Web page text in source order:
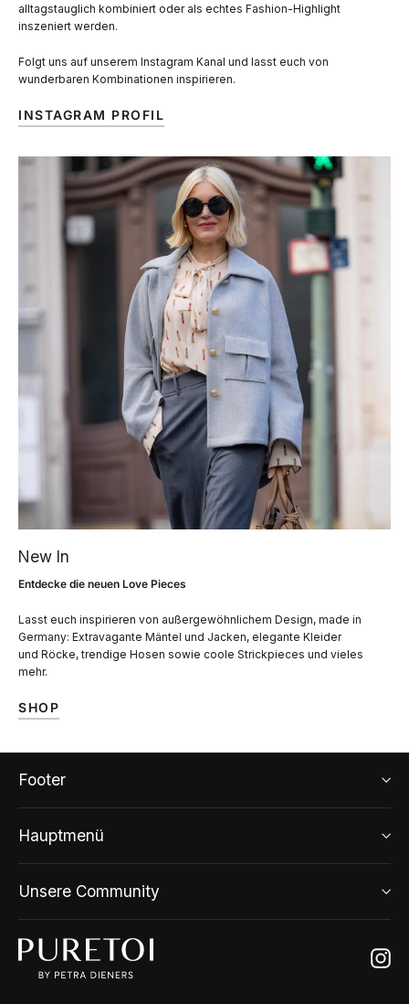
alltagstauglich kombiniert oder als echtes Fashion-Highlight
inszeniert werden.
Folgt uns auf unserem Instagram Kanal und lasst euch von
wunderbaren Kombinationen inspirieren.
INSTAGRAM PROFIL
New In
Entdecke die neuen Love Pieces
Lasst euch inspirieren von außergewöhnlichem Design, made in
Germany: Extravagante Mäntel und Jacken, elegante Kleider
und Röcke, trendige Hosen sowie coole Strickpieces und vieles
mehr.
SHOP
Footer
Hauptmenü
Unsere Community